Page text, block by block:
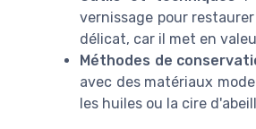
vernissage pour
délicat, car il met en
Méthodes de
avec des matériaux
les huiles ou la cire